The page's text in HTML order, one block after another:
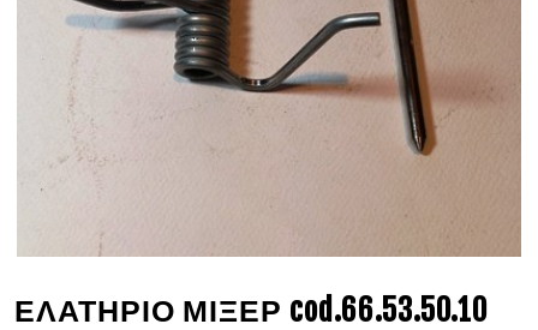
ΕΛΑΤΗΡΙΟ ΜΙΞΕΡ cod.66.53.50.10